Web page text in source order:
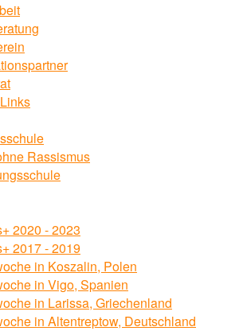
Rassismus
2020 - 2023
2017 - 2019
in Koszalin, Polen
in Vigo, Spanien
in Larissa, Griechenland
in Altentreptow, Deutschland